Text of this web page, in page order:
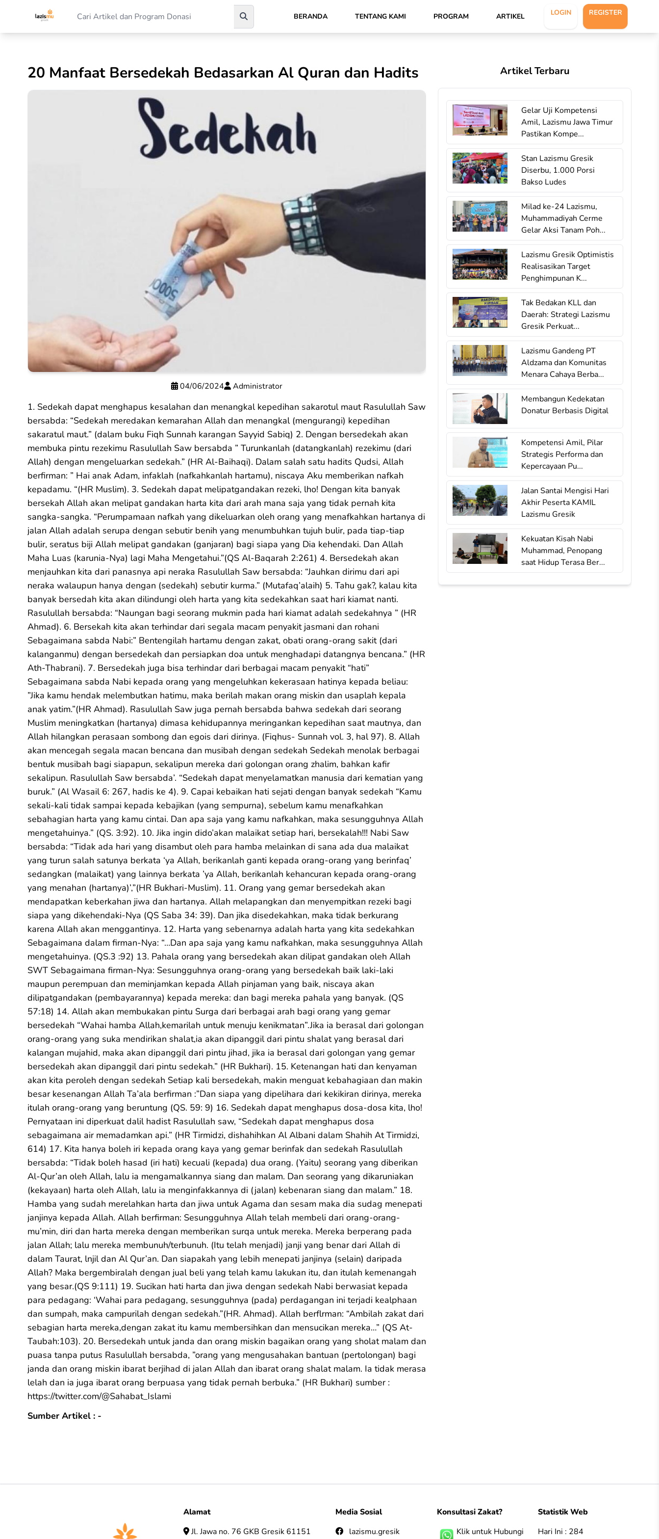
BERANDA TENTANG KAMI PROGRAM ARTIKEL LOGIN REGISTER
20 Manfaat Bersedekah Bedasarkan Al Quran dan Hadits
04/06/2024 Administrator
1. Sedekah dapat menghapus kesalahan dan menangkal kepedihan sakarotul maut Rasulullah Saw
bersabda: “Sedekah meredakan kemarahan Allah dan menangkal (mengurangi) kepedihan
sakaratul maut.” (dalam buku Fiqh Sunnah karangan Sayyid Sabiq) 2. Dengan bersedekah akan
membuka pintu rezekimu Rasulullah Saw bersabda ” Turunkanlah (datangkanlah) rezekimu (dari
Allah) dengan mengeluarkan sedekah.” (HR Al-Baihaqi). Dalam salah satu hadits Qudsi, Allah
berfirman: ” Hai anak Adam, infaklah (nafkahkanlah hartamu), niscaya Aku memberikan nafkah
kepadamu. “(HR Muslim). 3. Sedekah dapat melipatgandakan rezeki, lho! Dengan kita banyak
bersekah Allah akan melipat gandakan harta kita dari arah mana saja yang tidak pernah kita
sangka-sangka. “Perumpamaan nafkah yang dikeluarkan oleh orang yang menafkahkan hartanya di
jalan Allah adalah serupa dengan sebutir benih yang menumbuhkan tujuh bulir, pada tiap-tiap
bulir, seratus biji Allah melipat gandakan (ganjaran) bagi siapa yang Dia kehendaki. Dan Allah
Maha Luas (karunia-Nya) lagi Maha Mengetahui.”(QS Al-Baqarah 2:261) 4. Bersedekah akan
menjauhkan kita dari panasnya api neraka Rasulullah Saw bersabda: “Jauhkan dirimu dari api
neraka walaupun hanya dengan (sedekah) sebutir kurma.” (Mutafaq’alaih) 5. Tahu gak?, kalau kita
banyak bersedah kita akan dilindungi oleh harta yang kita sedekahkan saat hari kiamat nanti.
Rasulullah bersabda: “Naungan bagi seorang mukmin pada hari kiamat adalah sedekahnya ” (HR
Ahmad). 6. Bersekah kita akan terhindar dari segala macam penyakit jasmani dan rohani
Sebagaimana sabda Nabi:” Bentengilah hartamu dengan zakat, obati orang-orang sakit (dari
kalanganmu) dengan bersedekah dan persiapkan doa untuk menghadapi datangnya bencana.” (HR
Ath-Thabrani). 7. Bersedekah juga bisa terhindar dari berbagai macam penyakit “hati”
Sebagaimana sabda Nabi kepada orang yang mengeluhkan kekerasaan hatinya kepada beliau:
”Jika kamu hendak melembutkan hatimu, maka berilah makan orang miskin dan usaplah kepala
anak yatim.”(HR Ahmad). Rasulullah Saw juga pernah bersabda bahwa sedekah dari seorang
Muslim meningkatkan (hartanya) dimasa kehidupannya meringankan kepedihan saat mautnya, dan
Allah hilangkan perasaan sombong dan egois dari dirinya. (Fiqhus- Sunnah vol. 3, hal 97). 8. Allah
akan mencegah segala macan bencana dan musibah dengan sedekah Sedekah menolak berbagai
bentuk musibah bagi siapapun, sekalipun mereka dari golongan orang zhalim, bahkan kafir
sekalipun. Rasulullah Saw bersabda’. “Sedekah dapat menyelamatkan manusia dari kematian yang
buruk.” (Al Wasail 6: 267, hadis ke 4). 9. Capai kebaikan hati sejati dengan banyak sedekah “Kamu
sekali-kali tidak sampai kepada kebajikan (yang sempurna), sebelum kamu menafkahkan
sebahagian harta yang kamu cintai. Dan apa saja yang kamu nafkahkan, maka sesungguhnya Allah
mengetahuinya.” (QS. 3:92). 10. Jika ingin dido’akan malaikat setiap hari, bersekalah!!! Nabi Saw
bersabda: “Tidak ada hari yang disambut oleh para hamba melainkan di sana ada dua malaikat
yang turun salah satunya berkata ‘ya Allah, berikanlah ganti kepada orang-orang yang berinfaq’
sedangkan (malaikat) yang lainnya berkata ’ya Allah, berikanlah kehancuran kepada orang-orang
yang menahan (hartanya)’,”(HR Bukhari-Muslim). 11. Orang yang gemar bersedekah akan
mendapatkan keberkahan jiwa dan hartanya. Allah melapangkan dan menyempitkan rezeki bagi
siapa yang dikehendaki-Nya (QS Saba 34: 39). Dan jika disedekahkan, maka tidak berkurang
karena Allah akan menggantinya. 12. Harta yang sebenarnya adalah harta yang kita sedekahkan
Sebagaimana dalam firman-Nya: “…Dan apa saja yang kamu nafkahkan, maka sesungguhnya Allah
mengetahuinya. (QS.3 :92) 13. Pahala orang yang bersedekah akan dilipat gandakan oleh Allah
SWT Sebagaimana firman-Nya: Sesungguhnya orang-orang yang bersedekah baik laki-laki
maupun perempuan dan meminjamkan kepada Allah pinjaman yang baik, niscaya akan
dilipatgandakan (pembayarannya) kepada mereka: dan bagi mereka pahala yang banyak. (QS
57:18) 14. Allah akan membukakan pintu Surga dari berbagai arah bagi orang yang gemar
bersedekah “Wahai hamba Allah,kemarilah untuk menuju kenikmatan”.Jika ia berasal dari golongan
orang-orang yang suka mendirikan shalat,ia akan dipanggil dari pintu shalat yang berasal dari
kalangan mujahid, maka akan dipanggil dari pintu jihad, jika ia berasal dari golongan yang gemar
bersedekah akan dipanggil dari pintu sedekah.” (HR Bukhari). 15. Ketenangan hati dan kenyaman
akan kita peroleh dengan sedekah Setiap kali bersedekah, makin menguat kebahagiaan dan makin
besar kesenangan Allah Ta’ala berfirman :”Dan siapa yang dipelihara dari kekikiran dirinya, mereka
itulah orang-orang yang beruntung (QS. 59: 9) 16. Sedekah dapat menghapus dosa-dosa kita, lho!
Pernyataan ini diperkuat dalil hadist Rasulullah saw, “Sedekah dapat menghapus dosa
sebagaimana air memadamkan api.” (HR Tirmidzi, dishahihkan Al Albani dalam Shahih At Tirmidzi,
614) 17. Kita hanya boleh iri kepada orang kaya yang gemar berinfak dan sedekah Rasulullah
bersabda: “Tidak boleh hasad (iri hati) kecuali (kepada) dua orang. (Yaitu) seorang yang diberikan
Al-Qur’an oleh Allah, lalu ia mengamalkannya siang dan malam. Dan seorang yang dikaruniakan
(kekayaan) harta oleh Allah, lalu ia menginfakkannya di (jalan) kebenaran siang dan malam.” 18.
Hamba yang sudah merelahkan harta dan jiwa untuk Agama dan sesam maka dia sudag menepati
janjinya kepada Allah. Allah berfirman: Sesungguhnya Allah telah membeli dari orang-orang-
mu’min, diri dan harta mereka dengan memberikan surqa untuk mereka. Mereka berperang pada
jalan Allah; lalu mereka membunuh/terbunuh. (Itu telah menjadi) janji yang benar dari Allah di
dalam Taurat, lnjil dan Al Qur’an. Dan siapakah yang lebih menepati janjinya (selain) daripada
Allah? Maka bergembiralah dengan jual beli yang telah kamu lakukan itu, dan itulah kemenangah
yang besar.(QS 9:111) 19. Sucikan hati harta dan jiwa dengan sedekah Nabi berwasiat kepada
para pedagang: ‘Wahai para pedagang, sesungguhnya (pada) perdagangan ini terjadi kealphaan
dan sumpah, maka campurilah dengan sedekah.”(HR. Ahmad). Allah berflrman: “Ambilah zakat dari
sebagian harta mereka,dengan zakat itu kamu membersihkan dan mensucikan mereka…” (QS At-
Taubah:103). 20. Bersedekah untuk janda dan orang miskin bagaikan orang yang sholat malam dan
puasa tanpa putus Rasulullah bersabda, ”orang yang mengusahakan bantuan (pertolongan) bagi
janda dan orang miskin ibarat berjihad di jalan Allah dan ibarat orang shalat malam. Ia tidak merasa
lelah dan ia juga ibarat orang berpuasa yang tidak pernah berbuka.” (HR Bukhari) sumber :
https://twitter.com/@Sahabat_Islami
Sumber Artikel : -
Artikel Terbaru
Gelar Uji Kompetensi
Amil, Lazismu Jawa Timur
Pastikan Kompe...
Stan Lazismu Gresik
Diserbu, 1.000 Porsi
Bakso Ludes
Milad ke-24 Lazismu,
Muhammadiyah Cerme
Gelar Aksi Tanam Poh...
Lazismu Gresik Optimistis
Realisasikan Target
Penghimpunan K...
Tak Bedakan KLL dan
Daerah: Strategi Lazismu
Gresik Perkuat...
Lazismu Gandeng PT
Aldzama dan Komunitas
Menara Cahaya Berba...
Membangun Kedekatan
Donatur Berbasis Digital
Kompetensi Amil, Pilar
Strategis Performa dan
Kepercayaan Pu...
Jalan Santai Mengisi Hari
Akhir Peserta KAMIL
Lazismu Gresik
Kekuatan Kisah Nabi
Muhammad, Penopang
saat Hidup Terasa Ber...
Alamat
Jl. Jawa no. 76 GKB Gresik 61151
Media Sosial
lazismu.gresik
Konsultasi Zakat?
Klik untuk Hubungi
Statistik Web
Hari Ini : 284